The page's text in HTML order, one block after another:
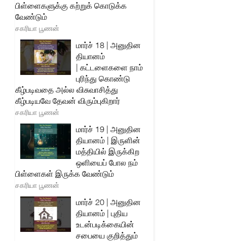
பிள்ளைகளுக்கு கற்றுக் கொடுக்க
வேண்டும்
சகரியா பூணன்
மார்ச் 18 | அனுதின
தியானம்
| கட்டளைகளை நாம்
புரிந்து கொண்டு
கீழ்படிவதை அல்ல விசுவாசித்து
கீழ்படியவே தேவன் விரும்புகிறார்
சகரியா பூணன்
மார்ச் 19 | அனுதின
தியானம் | இருளின்
மத்தியில் இருக்கிற
ஒளியைப் போல நம்
பிள்ளைகள் இருக்க வேண்டும்
சகரியா பூணன்
மார்ச் 20 | அனுதின
தியானம் | புதிய
உடன்படிக்கையின்
சபையை குறித்தும்